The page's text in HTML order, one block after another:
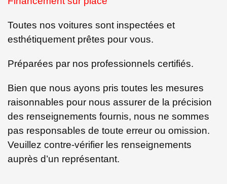
Toutes nos voitures sont inspectées et
esthétiquement prêtes pour vous.
Préparées par nos professionnels certifiés.
Bien que nous ayons pris toutes les mesures
raisonnables pour nous assurer de la précision
des renseignements fournis, nous ne sommes
pas responsables de toute erreur ou omission.
Veuillez contre-vérifier les renseignements
auprès d’un représentant.